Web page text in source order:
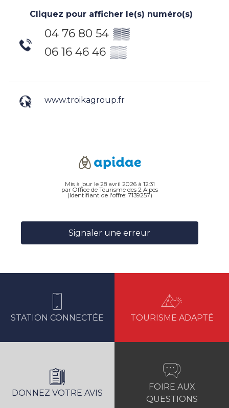
Cliquez pour afficher le(s) numéro(s)
04 76 80 54 ▒▒
06 16 46 46 ▒▒
www.troikagroup.fr
Mis à jour le 28 avril 2026 à 12:31
par Office de Tourisme des 2 Alpes
(Identifiant de l'offre: 7139257)
Signaler une erreur
STATION CONNECTÉE TOURISME ADAPTÉ
DONNEZ VOTRE AVIS
FOIRE AUX
QUESTIONS